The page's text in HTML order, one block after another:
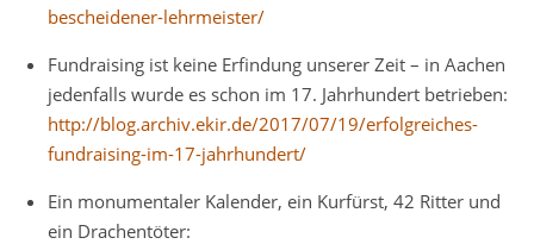
bescheidener-lehrmeister/
Fundraising ist keine Erfindung unserer Zeit – in Aachen
jedenfalls wurde es schon im 17. Jahrhundert betrieben:
http://blog.archiv.ekir.de/2017/07/19/erfolgreiches-
fundraising-im-17-jahrhundert/
Ein monumentaler Kalender, ein Kurfürst, 42 Ritter und
ein Drachentöter: